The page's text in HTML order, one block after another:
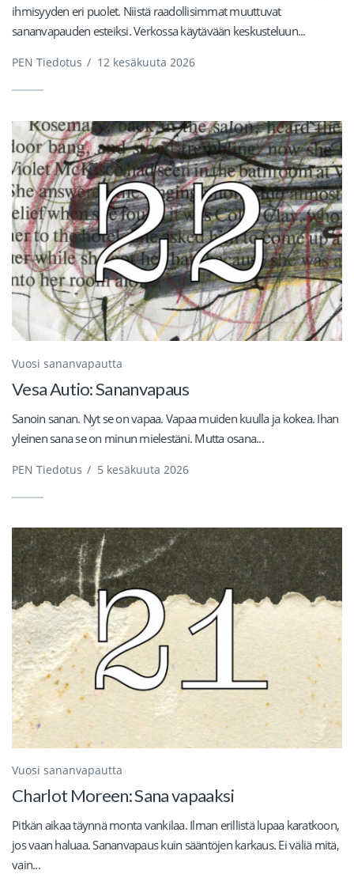
ihmisyyden eri puolet. Niistä raadollisimmat muuttuvat
sananvapauden esteiksi. Verkossa käytävään keskusteluun...
PEN Tiedotus / 12 kesäkuuta 2026
Vuosi sananvapautta
Vesa Autio: Sananvapaus
Sanoin sanan. Nyt se on vapaa. Vapaa muiden kuulla ja kokea. Ihan
yleinen sana se on minun mielestäni. Mutta osana...
PEN Tiedotus / 5 kesäkuuta 2026
Vuosi sananvapautta
Charlot Moreen: Sana vapaaksi
Pitkän aikaa täynnä monta vankilaa. Ilman erillistä lupaa karatkoon,
jos vaan haluaa. Sananvapaus kuin sääntöjen karkaus. Ei väliä mitä,
vain...